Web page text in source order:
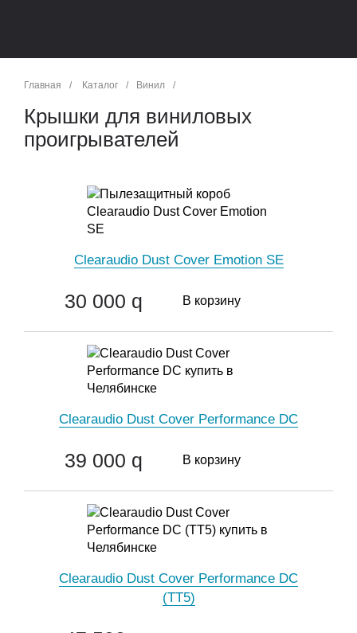
Главная / Каталог / Винил /
Крышки для виниловых
проигрывателей
Clearaudio Dust Cover Emotion SE
30 000 q В корзину
Clearaudio Dust Cover Performance DC
39 000 q В корзину
Clearaudio Dust Cover Performance DC
(ТТ5)